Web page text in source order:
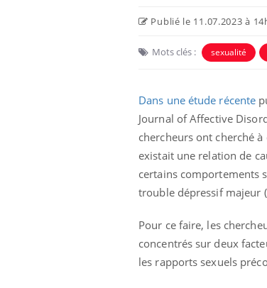
Publié le 11.07.2023 à
Mots clés : sexualité
Dans une étude récente
Journal of Affective
chercheurs ont cherché
existait une relation de
certains comportements
trouble dépressif majeur
Pour ce faire, les
concentrés sur deux
les rapports sexuels
expliquer ma maladieYoutube
Il y a des sujets qui sont faciles à
d'autres non ! D'un côté, poser des
questions sur la maladie d'un